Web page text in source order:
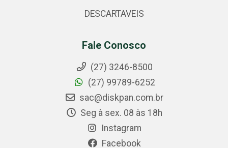
DESCARTAVEIS
Fale Conosco
(27) 3246-8500
(27) 99789-6252
sac@diskpan.com.br
Seg à sex. 08 às 18h
Instagram
Facebook